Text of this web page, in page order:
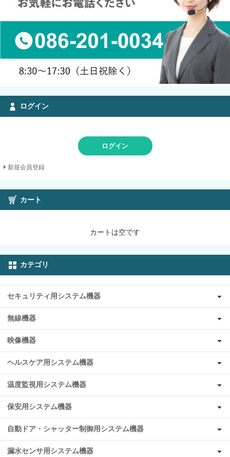
ログイン
ログイン
新規会員登録
カート
カートは空です
カテゴリ
セキュリティ用システム機器
無線機器
映像機器
ヘルスケア用システム機器
温度監視用システム機器
保安用システム機器
自動ドア・シャッター制御用システム機器
漏水センサ用システム機器